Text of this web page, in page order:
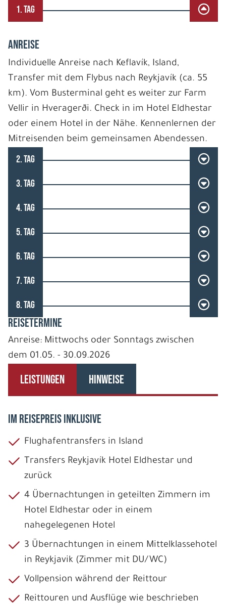
1. TAG
ANREISE
Individuelle Anreise nach Keflavík, Island,
Transfer mit dem Flybus nach Reykjavík (ca. 55
km). Vom Busterminal geht es weiter zur Farm
Vellir in Hveragerði. Check in im Hotel Eldhestar
oder einem Hotel in der Nähe. Kennenlernen der
Mitreisenden beim gemeinsamen Abendessen.
2. TAG
3. TAG
4. TAG
5. TAG
6. TAG
7. TAG
8. TAG
REISETERMINE
Anreise: Mittwochs oder Sonntags zwischen
dem 01.05. - 30.09.2026
LEISTUNGEN HINWEISE
IM REISEPREIS INKLUSIVE
Flughafentransfers in Island
Transfers Reykjavík Hotel Eldhestar und
zurück
4 Übernachtungen in geteilten Zimmern im
Hotel Eldhestar oder in einem
nahegelegenen Hotel
3 Übernachtungen in einem Mittelklassehotel
in Reykjavik (Zimmer mit DU/WC)
Vollpension während der Reittour
Reittouren und Ausflüge wie beschrieben